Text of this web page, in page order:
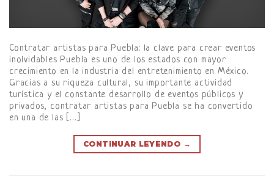
Contratar artistas para Puebla: la clave para crear eventos
inolvidables Puebla es uno de los estados con mayor
crecimiento en la industria del entretenimiento en México.
Gracias a su riqueza cultural, su importante actividad
turística y el constante desarrollo de eventos públicos y
privados, contratar artistas para Puebla se ha convertido
en una de las […]
CONTINUAR LEYENDO →